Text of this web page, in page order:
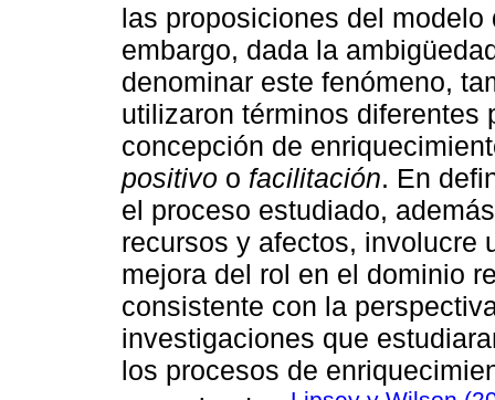
las proposiciones del
embargo, dada la
denominar este fenómeno,
utilizaron términos diferentes
concepción de
positivo o facilitación. En
el proceso estudiado,
recursos y afectos, involucre
mejora del rol en el dominio
consistente con la
investigaciones que
los procesos de